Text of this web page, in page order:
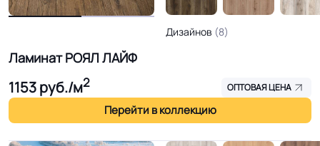
Ламинат РОЯЛ ЛАЙФ
1153руб./м2 ОПТОВАЯ ЦЕНА
Перейти в коллекцию
Дизайнов (8)